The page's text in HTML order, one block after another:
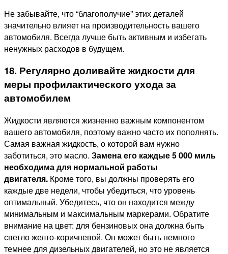
Не забывайте, что “благополучие” этих деталей
значительно влияет на производительность вашего
автомобиля. Всегда лучше быть активным и избегать
ненужных расходов в будущем.
18. Регулярно доливайте жидкости для
меры профилактического ухода за
автомобилем
Жидкости являются жизненно важным компонентом
вашего автомобиля, поэтому важно часто их пополнять.
Самая важная жидкость, о которой вам нужно
заботиться, это масло. Замена его каждые 5 000 миль
необходима для нормальной работы
двигателя. Кроме того, вы должны проверять его
каждые две недели, чтобы убедиться, что уровень
оптимальный. Убедитесь, что он находится между
минимальным и максимальным маркерами. Обратите
внимание на цвет: для бензиновых она должна быть
светло желто-коричневой. Он может быть немного
темнее для дизельных двигателей, но это не является